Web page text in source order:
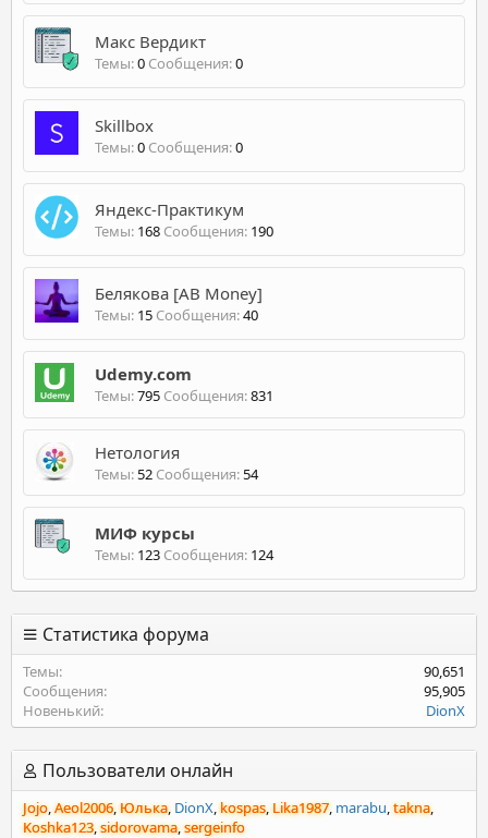
Макс Вердикт
Темы 0 Сообщения 0
Skillbox
Темы 0 Сообщения 0
Яндекс-Практикум
Темы 168 Сообщения 190
Белякова [AB Money]
Темы 15 Сообщения 40
Udemy.com
Темы 795 Сообщения 831
Нетология
Темы 52 Сообщения 54
МИФ курсы
Темы 123 Сообщения 124
Статистика форума
Темы
90,651
Сообщения
95,905
Новенький
DionX
Пользователи онлайн
Jojo Aeol2006 Юлька DionX kospas Lika1987 marabu takna
Koshka123 sidorovama sergeinfo